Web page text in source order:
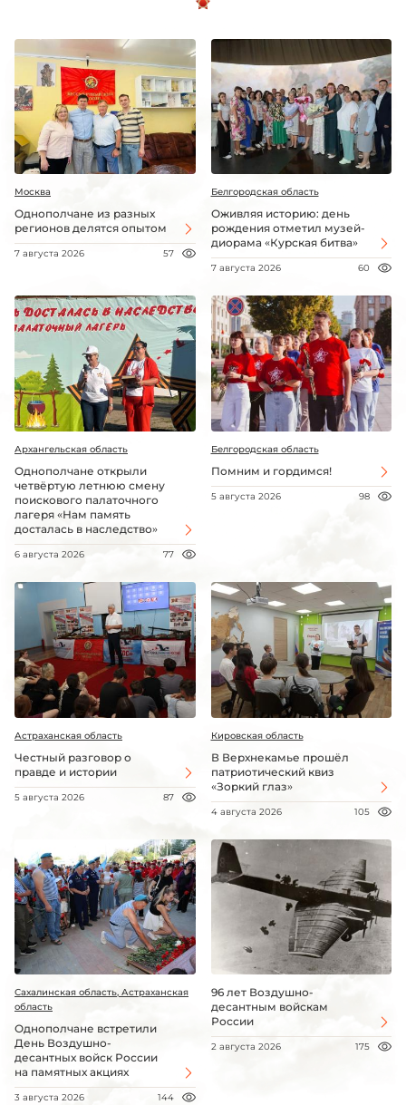
Москва
Однополчане из разных
регионов делятся опытом
7 августа 2026 57
Белгородская область
Оживляя историю: день
рождения отметил музей-
диорама «Курская битва»
7 августа 2026 60
Архангельская область
Однополчане открыли
четвёртую летнюю смену
поискового палаточного
лагеря «Нам память
досталась в наследство»
6 августа 2026 77
Белгородская область
Помним и гордимся!
5 августа 2026 98
Астраханская область
Честный разговор о
правде и истории
5 августа 2026 87
Кировская область
В Верхнекамье прошёл
патриотический квиз
«Зоркий глаз»
4 августа 2026 105
Сахалинская область, Астраханская
область
Однополчане встретили
День Воздушно-
десантных войск России
на памятных акциях
3 августа 2026 144
96 лет Воздушно-
десантным войскам
России
2 августа 2026 175